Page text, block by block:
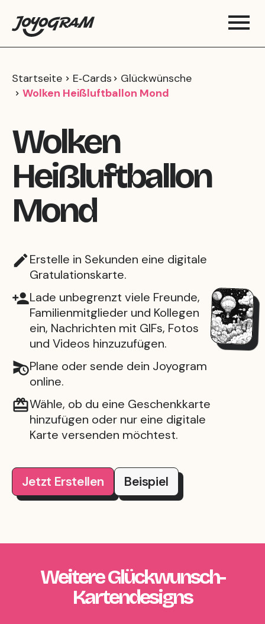
Startseite E‑Cards
Glückwünsche
Wolken Heißluftballon Mond
Wolken
Heißluftballon
Mond
Erstelle in Sekunden eine digitale
Gratulationskarte.
Lade unbegrenzt viele Freunde,
Familienmitglieder und Kollegen
ein, Nachrichten mit GIFs, Fotos
und Videos hinzuzufügen.
Plane oder sende dein Joyogram
online.
Wähle, ob du eine Geschenkkarte
hinzufügen oder nur eine digitale
Karte versenden möchtest.
Jetzt Erstellen Beispiel
Weitere Glückwunsch-
Kartendesigns